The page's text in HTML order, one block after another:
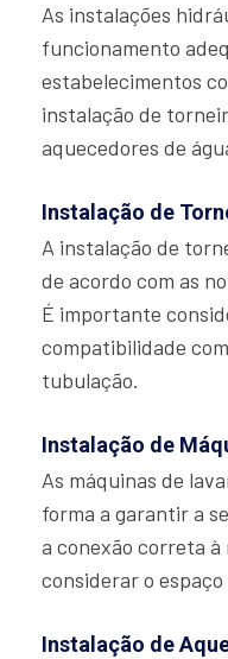
As instalações
funcionamento
estabelecimentos
instalação de
aquecedores de
Instalação de
A instalação de
de acordo com as
É importante
compatibilidade
tubulação.
Instalação de
As máquinas de
forma a garantir a
a conexão correta à
considerar o
Instalação de